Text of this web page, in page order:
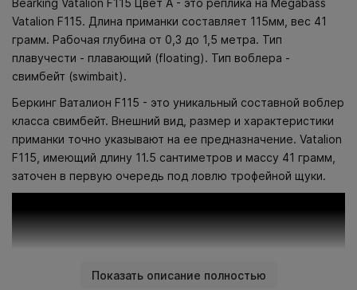
Bearking Vatalion F115 Цвет A - это реплика на Megabass
Vatalion F115. Длина приманки составляет 115мм, вес 41
грамм. Рабочая глубина от 0,3 до 1,5 метра. Тип
плавучести - плавающий (floating). Тип воблера -
свимбейт (swimbait).
Беркинг Ваталион F115 - это уникальный составной воблер
класса свимбейт. Внешний вид, размер и характеристики
приманки точно указывают на ее предназначение. Vatalion
F115, имеющий длину 11.5 сантиметров и массу 41 грамм,
заточен в первую очередь под ловлю трофейной щуки.
Показать описание полностью